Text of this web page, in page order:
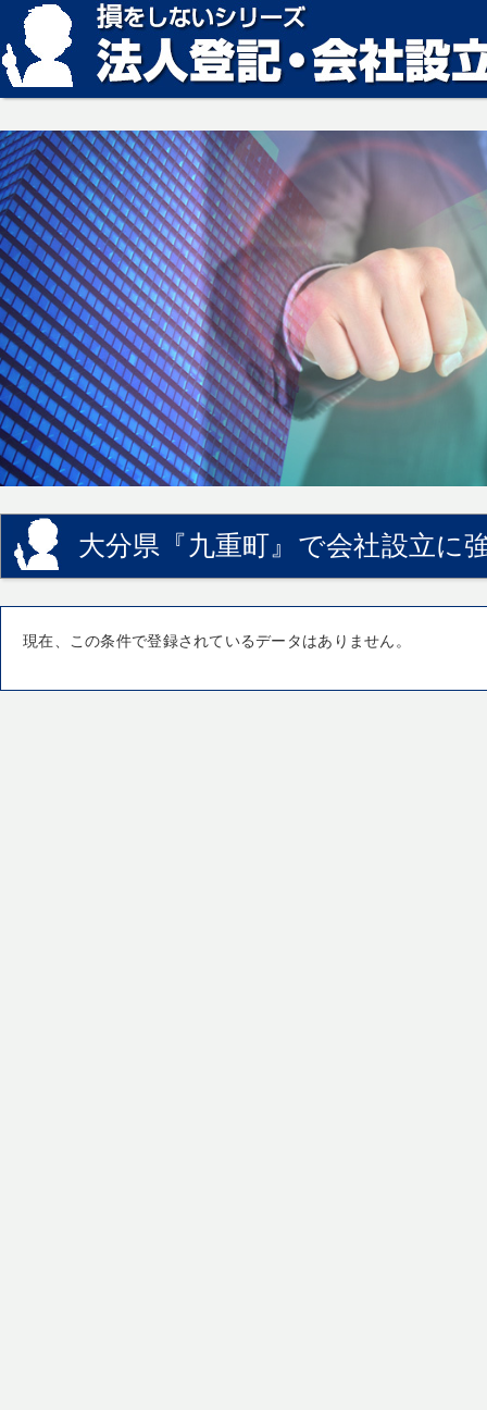
損をしない法人登記・会社設立の方法、見つかります。
大分県『九重町』で会社設立に
現在、この条件で登録されているデータはありません。